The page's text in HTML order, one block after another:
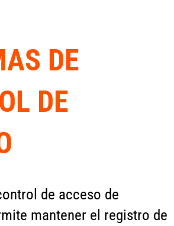
DE
DE
de acceso de
mantener el registro de